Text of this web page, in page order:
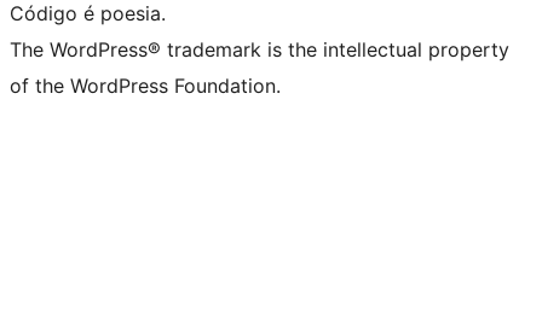
Código é poesia.
The WordPress® trademark is the intellectual property
of the WordPress Foundation.